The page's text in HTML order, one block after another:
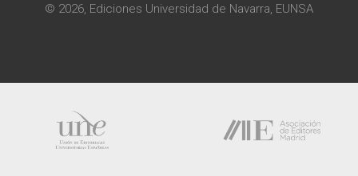
© 2026, Ediciones Universidad de Navarra, EUNSA